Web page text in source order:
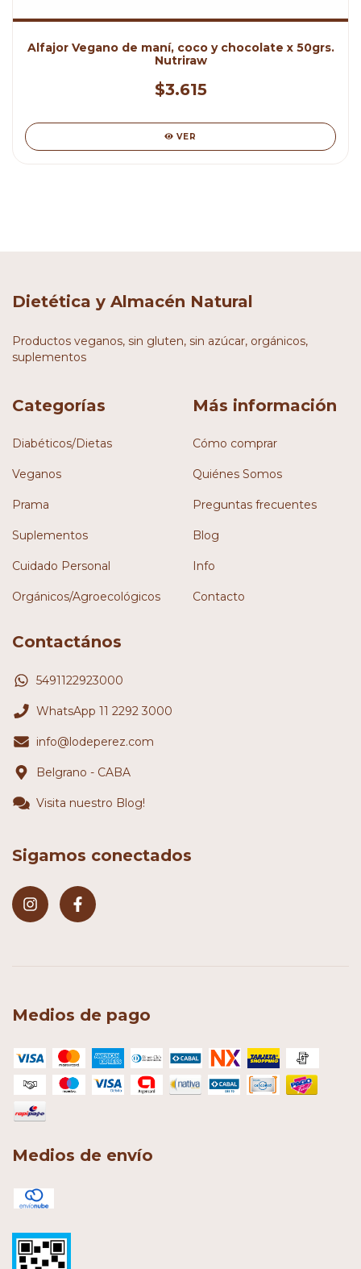
Alfajor Vegano de maní, coco y chocolate x 50grs.
Nutriraw
$3.615
VER
Dietética y Almacén Natural
Productos veganos, sin gluten, sin azúcar, orgánicos,
suplementos
Categorías
Diabéticos/Dietas
Veganos
Prama
Suplementos
Cuidado Personal
Orgánicos/Agroecológicos
Más información
Cómo comprar
Quiénes Somos
Preguntas frecuentes
Blog
Info
Contacto
Contactános
5491122923000
WhatsApp 11 2292 3000
info@lodeperez.com
Belgrano - CABA
Visita nuestro Blog!
Sigamos conectados
Medios de pago
Medios de envío